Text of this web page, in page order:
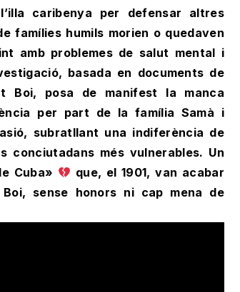
caribenya per defensar altres
famílies humils morien o quedaven
amb problemes de salut mental i
basada en documents de
Boi, posa de manifest la manca
per part de la família Samà i
subratllant una indiferència de
conciutadans més vulnerables. Un
Cuba»
que, el 1901, van acabar
sense honors ni cap mena de